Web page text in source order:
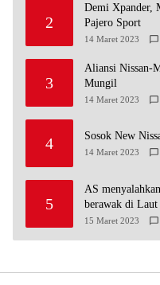
2
Demi Xpander,
Pajero Sport
14 Maret 2023
3
Aliansi Nissan-
Mungil
14 Maret 2023
4 Sosok New
14 Maret 2023
5
AS
berawak di
15 Maret 2023